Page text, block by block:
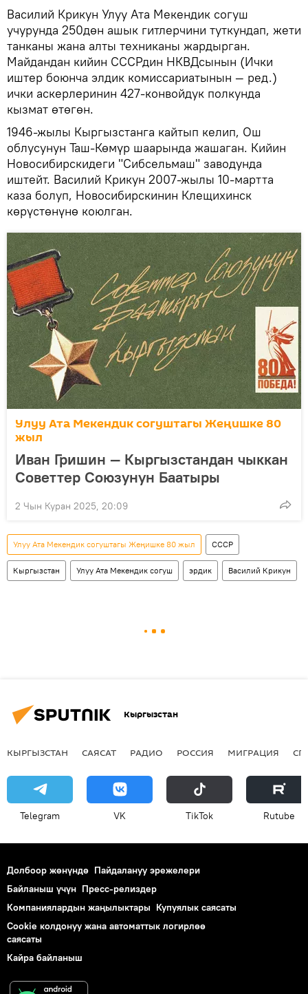
Василий Крикун Улуу Ата Мекендик согуш
учурунда 250дөн ашык гитлерчини туткундап, жети
танканы жана алты техниканы жардырган.
Майдандан кийин СССРдин НКВДсынын (Ички
иштер боюнча элдик комиссариатынын — ред.)
ички аскерлеринин 427-конвойдук полкунда
кызмат өтөгөн.
1946-жылы Кыргызстанга кайтып келип, Ош
облусунун Таш-Көмүр шаарында жашаган. Кийин
Новосибирскидеги "Сибсельмаш" заводунда
иштейт. Василий Крикун 2007-жылы 10-мартта
каза болуп, Новосибирскинин Клещихинск
көрүстөнүнө коюлган.
Улуу Ата Мекендик согуштагы Жеңишке 80
жыл
Иван Гришин — Кыргызстандан чыккан
Советтер Союзунун Баатыры
2 Чын Куран 2025, 20:09
Улуу Ата Мекендик согуштагы Жеңишке 80 жыл СССР
Кыргызстан Улуу Ата Мекендик согуш эрдик Василий Крикун
Кыргызстан
КЫРГЫЗСТАН САЯСАТ РАДИО РОССИЯ МИГРАЦИЯ
Telegram VK ТikТоk Rutube
Долбоор жөнүндө Пайдалануу эрежелери
Байланыш үчүн Пресс-релиздер
Компаниялардын жаңылыктары Купуялык саясаты
Cookie колдонуу жана автоматтык логирлөө
саясаты
Кайра байланыш